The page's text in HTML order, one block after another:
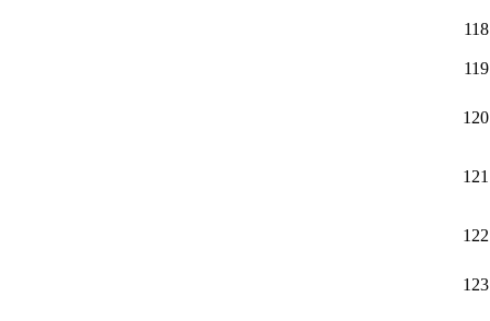
118
119
120
121
122
123